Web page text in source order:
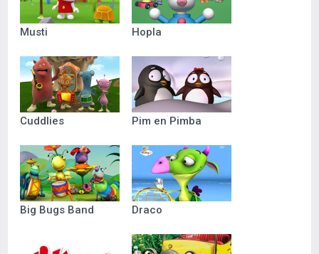
Musti Hopla
Cuddlies Pim en Pimba
Big Bugs Band Draco